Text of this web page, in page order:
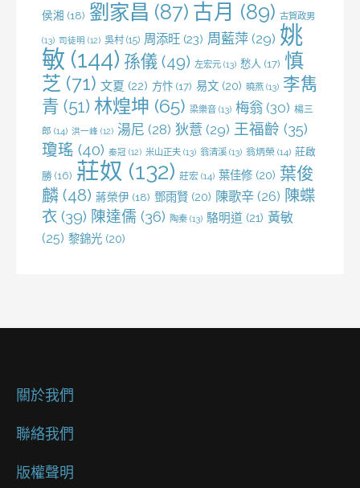
侯湘 (18) 劉家昌 (87) 古月 (89) 古賀政男
(13) 司徒明 (12) 吳村 (15) 周添旺 (23) 周藍萍 (29) 姚
敏 (144) 孫儀 (49) 左宏元 (13) 愁人 (17) 慎
芝 (71) 文夏 (22) 方忭 (17) 易文 (20) 曉燕 (13) 李雋
青 (51) 林煌坤 (65) 梁樂音 (13) 梅翁 (30) 楊三
郎 (14) 洪一峰 (12) 湯尼 (28) 狄薏 (29) 王福齡 (35)
瓊瑤 (40) 秦冠 (12) 米山正夫 (13) 翁清溪 (13) 翁炳榮 (14) 莊啟
勝 (16) 莊奴 (132) 莊宏 (14) 葉佳修 (20) 葉俊
麟 (48) 蔣榮伊 (18) 鄧雨賢 (20) 陳歌辛 (26) 陳蝶
衣 (39) 陳達儒 (36) 陶秦 (13) 駱明道 (21) 黃敏
(25) 黎錦光 (20)
關於我們
聯絡我們
版權聲明